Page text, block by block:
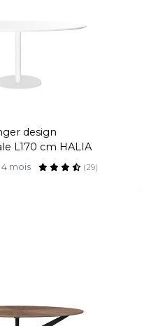
design
L170 cm HALIA
mois (29)